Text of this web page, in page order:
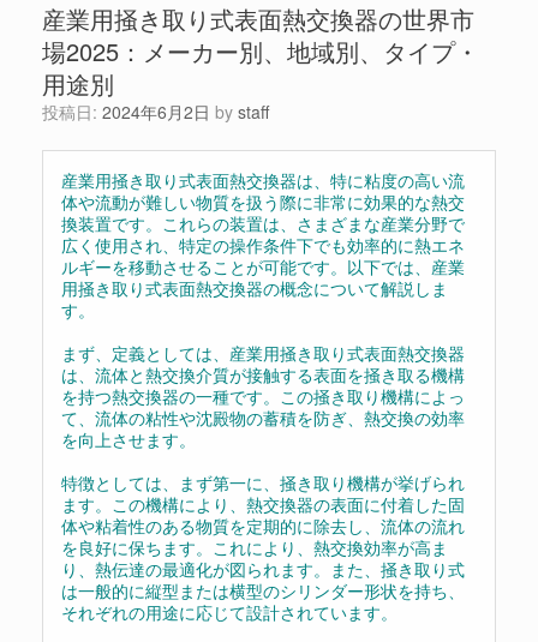
産業用掻き取り式表面熱交換器の世界市
場2025：メーカー別、地域別、タイプ・
用途別
投稿日: 2024年6月2日 by staff
産業用掻き取り式表面熱交換器は、特に粘度の高い流
体や流動が難しい物質を扱う際に非常に効果的な熱交
換装置です。これらの装置は、さまざまな産業分野で
広く使用され、特定の操作条件下でも効率的に熱エネ
ルギーを移動させることが可能です。以下では、産業
用掻き取り式表面熱交換器の概念について解説しま
す。
まず、定義としては、産業用掻き取り式表面熱交換器
は、流体と熱交換介質が接触する表面を掻き取る機構
を持つ熱交換器の一種です。この掻き取り機構によっ
て、流体の粘性や沈殿物の蓄積を防ぎ、熱交換の効率
を向上させます。
特徴としては、まず第一に、掻き取り機構が挙げられ
ます。この機構により、熱交換器の表面に付着した固
体や粘着性のある物質を定期的に除去し、流体の流れ
を良好に保ちます。これにより、熱交換効率が高ま
り、熱伝達の最適化が図られます。また、掻き取り式
は一般的に縦型または横型のシリンダー形状を持ち、
それぞれの用途に応じて設計されています。